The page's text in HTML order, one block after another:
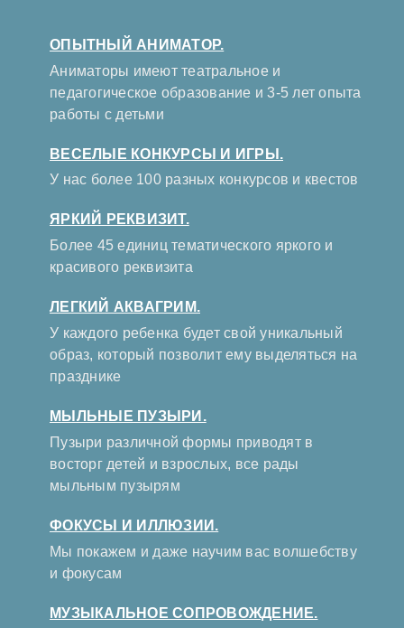
ОПЫТНЫЙ АНИМАТОР.
Аниматоры имеют театральное и
педагогическое образование и 3-5 лет опыта
работы с детьми
ВЕСЕЛЫЕ КОНКУРСЫ И ИГРЫ.
У нас более 100 разных конкурсов и квестов
ЯРКИЙ РЕКВИЗИТ.
Более 45 единиц тематического яркого и
красивого реквизита
ЛЕГКИЙ АКВАГРИМ.
У каждого ребенка будет свой уникальный
образ, который позволит ему выделяться на
празднике
МЫЛЬНЫЕ ПУЗЫРИ.
Пузыри различной формы приводят в
восторг детей и взрослых, все рады
мыльным пузырям
ФОКУСЫ И ИЛЛЮЗИИ.
Мы покажем и даже научим вас волшебству
и фокусам
МУЗЫКАЛЬНОЕ СОПРОВОЖДЕНИЕ.